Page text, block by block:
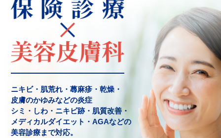
ニキビ・肌荒れ・蕁麻疹・乾燥・
皮膚のかゆみなどの炎症
シミ・しわ・ニキビ跡・肌質改善・
メディカルダイエット・AGAなどの
美容診療まで対応。